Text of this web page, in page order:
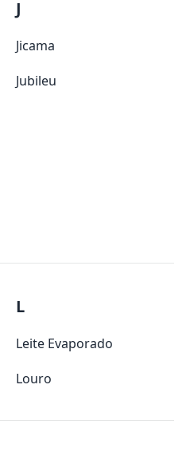
J
Jicama
Jubileu
L
Leite Evaporado
Louro